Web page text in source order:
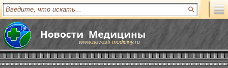
www.novosti-mediciny.ru